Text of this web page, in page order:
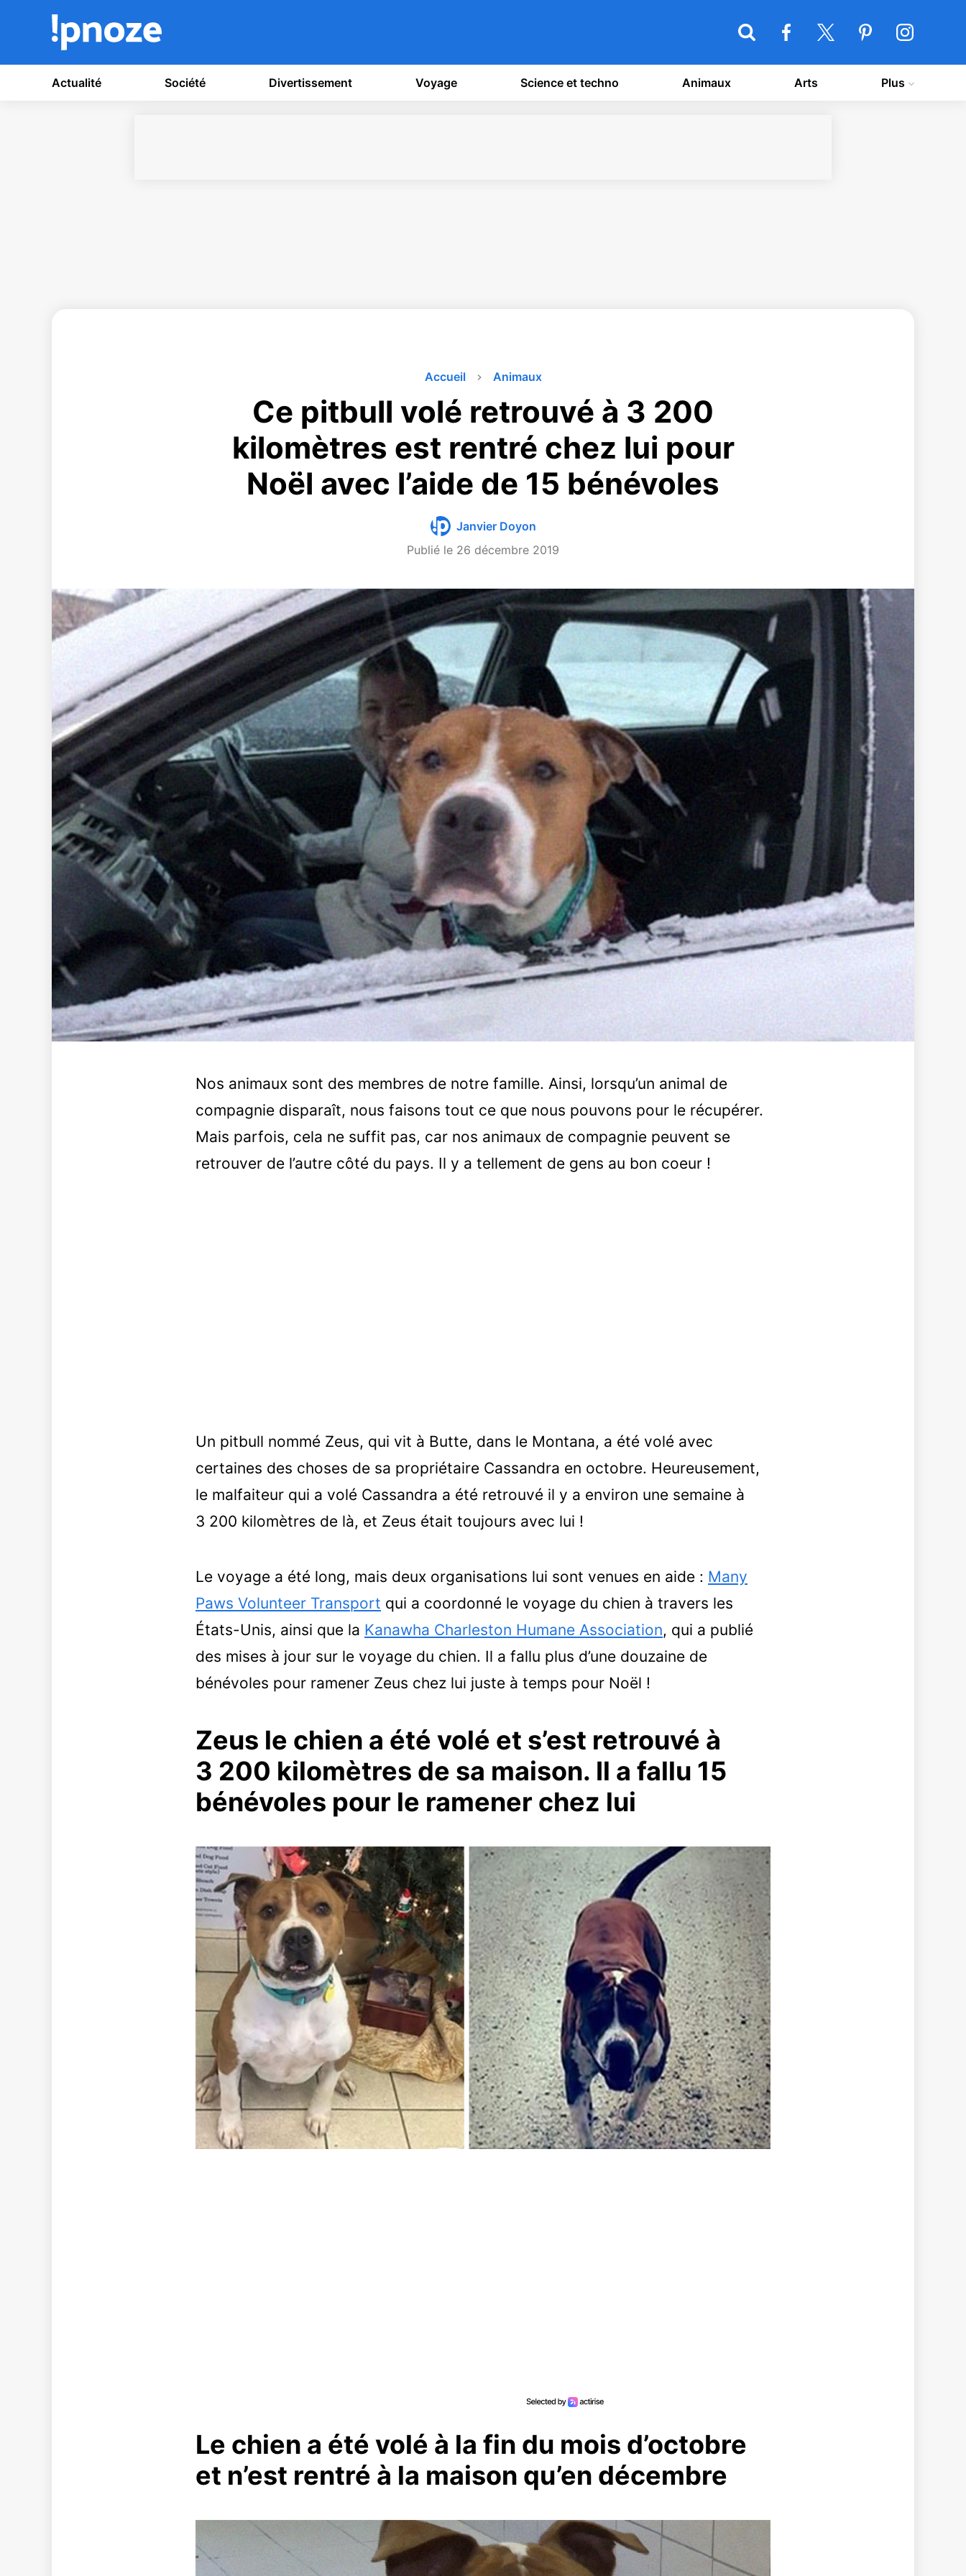
Actualité Société Divertissement Voyage Science et techno Animaux Arts Plus
Accueil Animaux
Ce pitbull volé retrouvé à 3 200
kilomètres est rentré chez lui pour
Noël avec l’aide de 15 bénévoles
Janvier Doyon
Publié le 26 décembre 2019
Nos animaux sont des membres de notre famille. Ainsi, lorsqu’un animal de
compagnie disparaît, nous faisons tout ce que nous pouvons pour le récupérer.
Mais parfois, cela ne suffit pas, car nos animaux de compagnie peuvent se
retrouver de l’autre côté du pays. Il y a tellement de gens au bon coeur !
Un pitbull nommé Zeus, qui vit à Butte, dans le Montana, a été volé avec
certaines des choses de sa propriétaire Cassandra en octobre. Heureusement,
le malfaiteur qui a volé Cassandra a été retrouvé il y a environ une semaine à
3 200 kilomètres de là, et Zeus était toujours avec lui !
Le voyage a été long, mais deux organisations lui sont venues en aide : Many
Paws Volunteer Transport qui a coordonné le voyage du chien à travers les
États-Unis, ainsi que la Kanawha Charleston Humane Association, qui a publié
des mises à jour sur le voyage du chien. Il a fallu plus d’une douzaine de
bénévoles pour ramener Zeus chez lui juste à temps pour Noël !
Zeus le chien a été volé et s’est retrouvé à
3 200 kilomètres de sa maison. Il a fallu 15
bénévoles pour le ramener chez lui
Le chien a été volé à la fin du mois d’octobre
et n’est rentré à la maison qu’en décembre